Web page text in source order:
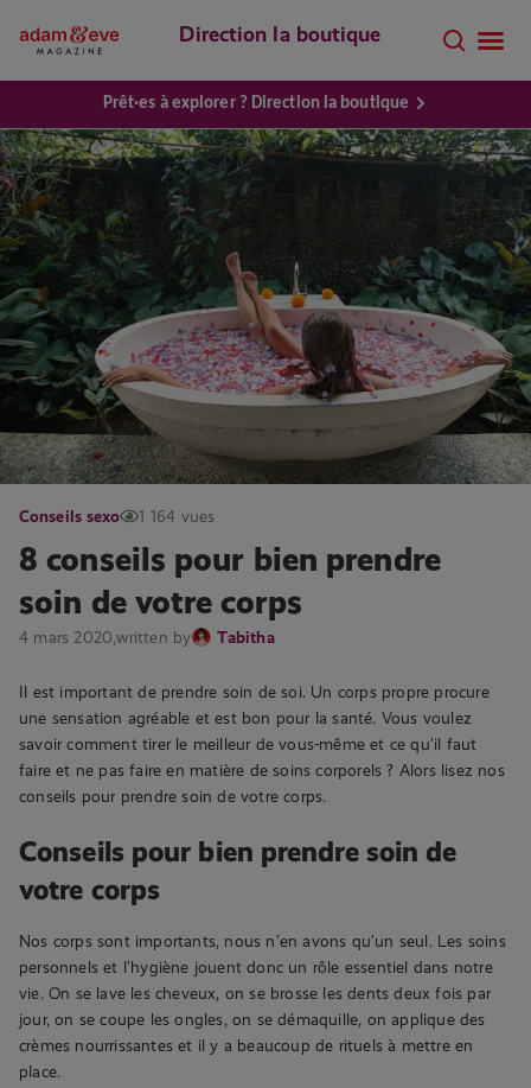
Direction la boutique
Prêt·es à explorer ? Direction la boutique
Conseils sexo 1 164 vues
8 conseils pour bien prendre
soin de votre corps
4 mars 2020,written by Tabitha
Il est important de prendre soin de soi. Un corps propre procure
une sensation agréable et est bon pour la santé. Vous voulez
savoir comment tirer le meilleur de vous-même et ce qu’il faut
faire et ne pas faire en matière de soins corporels ? Alors lisez nos
conseils pour prendre soin de votre corps.
Conseils pour bien prendre soin de
votre corps
Nos corps sont importants, nous n’en avons qu’un seul. Les soins
personnels et l’hygiène jouent donc un rôle essentiel dans notre
vie. On se lave les cheveux, on se brosse les dents deux fois par
jour, on se coupe les ongles, on se démaquille, on applique des
crèmes nourrissantes et il y a beaucoup de rituels à mettre en
place.